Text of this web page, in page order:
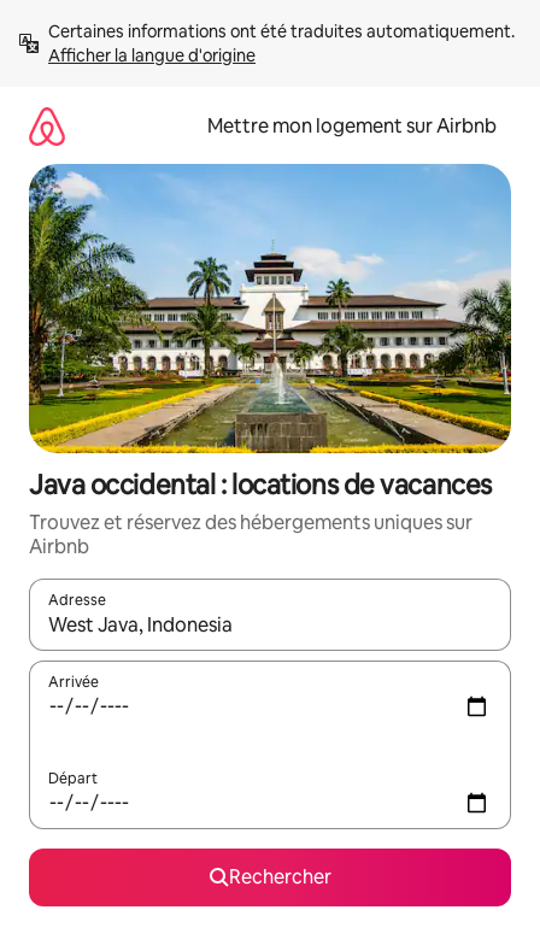
directement
Afficher la langue d'origine
Mettre mon logement sur Airbnb
Java occidental : locations de vacances
Trouvez et réservez des hébergements uniques sur
Airbnb
Adresse
Lorsque les résultats s'affichent, utilisez les flèches vers le
Arrivée
Départ
Rechercher